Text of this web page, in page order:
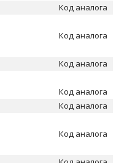
Код аналога
Код аналога
Код аналога
Код аналога
Код аналога
Код аналога